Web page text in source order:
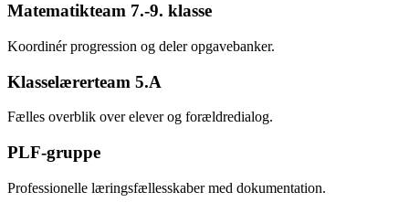
Matematikteam 7.-9. klasse
Koordinér progression og deler opgavebanker.
Klasselærerteam 5.A
Fælles overblik over elever og forældredialog.
PLF-gruppe
Professionelle læringsfællesskaber med dokumentation.